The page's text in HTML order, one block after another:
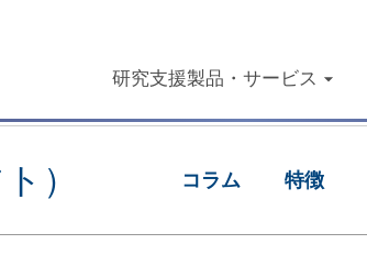
研究支援製品・サービス
） コラム 特徴